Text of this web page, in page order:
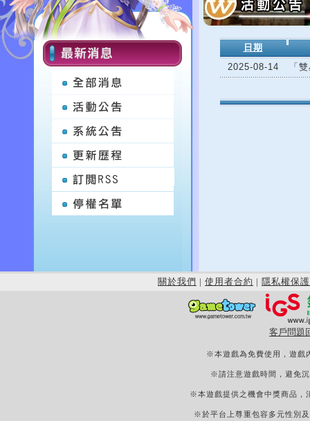
日期
2025-08-14
「
關於我們 | 使用者合約 | 隱私權保護
客戶問題
※本遊戲為免費使用，遊戲
※請注意遊戲時間，避免
※本遊戲提供之機會中獎商品，
※於平台上尊重包容多元性別